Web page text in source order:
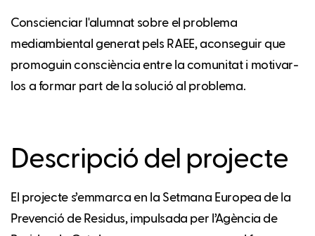
Conscienciar l'alumnat sobre el problema
mediambiental generat pels RAEE, aconseguir que
promoguin consciència entre la comunitat i motivar-
los a formar part de la solució al problema.
Descripció del projecte
El projecte s’emmarca en la Setmana Europea de la
Prevenció de Residus, impulsada per l’Agència de